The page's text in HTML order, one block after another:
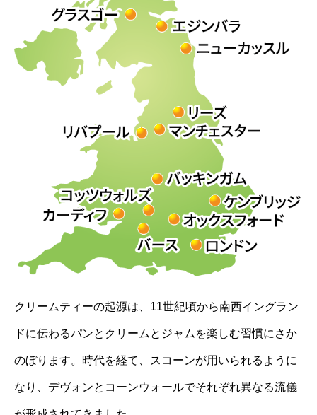
クリームティーの起源は、11世紀頃から南西イングラン
ドに伝わるパンとクリームとジャムを楽しむ習慣にさか
のぼります。時代を経て、スコーンが用いられるように
なり、デヴォンとコーンウォールでそれぞれ異なる流儀